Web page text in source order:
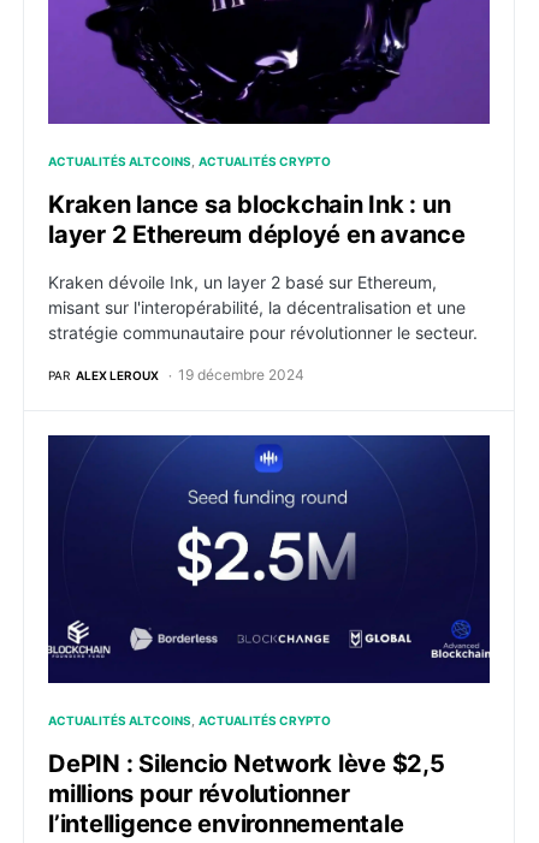
ACTUALITÉS ALTCOINS ACTUALITÉS CRYPTO
Kraken lance sa blockchain Ink : un
layer 2 Ethereum déployé en avance
Kraken dévoile Ink, un layer 2 basé sur Ethereum,
misant sur l'interopérabilité, la décentralisation et une
stratégie communautaire pour révolutionner le secteur.
PAR ALEX LEROUX 19 décembre 2024
DePIN : Silencio Network lève $2,5 millions pour
ACTUALITÉS ALTCOINS ACTUALITÉS CRYPTO
DePIN : Silencio Network lève $2,5
millions pour révolutionner
l’intelligence environnementale